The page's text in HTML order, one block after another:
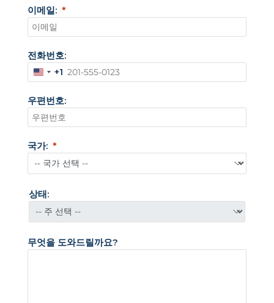
이메일:
전화번호:
미
+
1
+1
우편번호:
국가:
상태:
무엇을 도와드릴까요?